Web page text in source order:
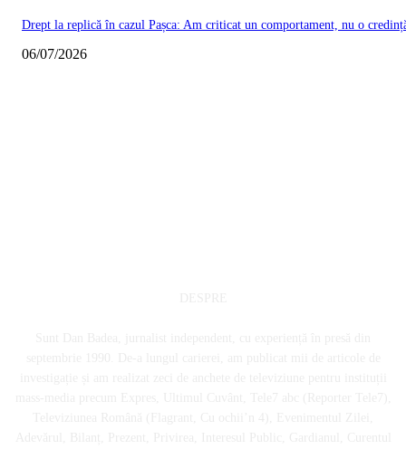
Drept la replică în cazul Pașca: Am criticat un comportament, nu o
06/07/2026